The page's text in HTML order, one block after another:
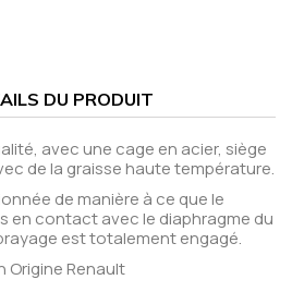
DU PRODUIT
avec une cage en acier, siège
de la graisse haute température.
de manière à ce que le
en contact avec le diaphragme du
est totalement engagé.
Origine Renault